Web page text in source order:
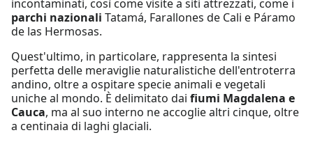
incontaminati, così come visite a siti attrezzati, come i
parchi nazionali Tatamá, Farallones de Cali e Páramo
de las Hermosas.
Quest'ultimo, in particolare, rappresenta la sintesi
perfetta delle meraviglie naturalistiche dell'entroterra
andino, oltre a ospitare specie animali e vegetali
uniche al mondo. È delimitato dai fiumi Magdalena e
Cauca, ma al suo interno ne accoglie altri cinque, oltre
a centinaia di laghi glaciali.